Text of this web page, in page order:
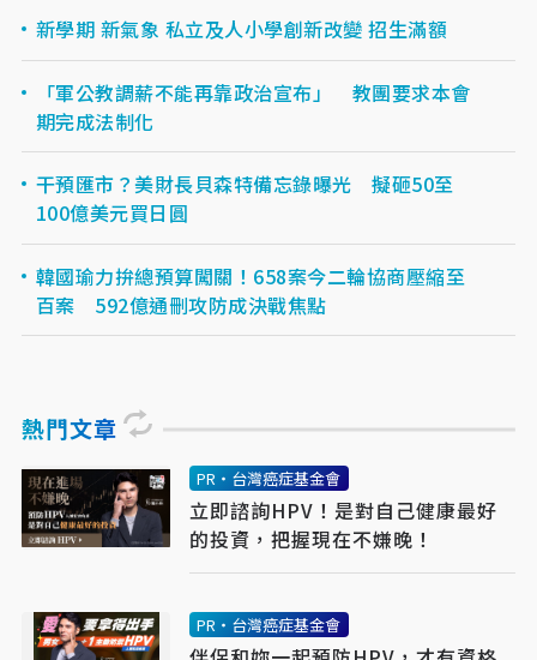
新學期 新氣象 私立及人小學創新改變 招生滿額
「軍公教調薪不能再靠政治宣布」 教團要求本會
期完成法制化
干預匯市？美財長貝森特備忘錄曝光 擬砸50至
100億美元買日圓
韓國瑜力拚總預算闖關！658案今二輪協商壓縮至
百案 592億通刪攻防成決戰焦點
熱門文章
PR・台灣癌症基金會
立即諮詢HPV！是對自己健康最好
的投資，把握現在不嫌晚！
PR・台灣癌症基金會